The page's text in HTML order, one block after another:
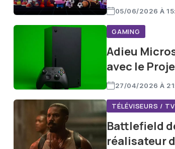
05/06/2026 À
GAMING
Adieu
avec le
27/04/2026 À
TÉLÉVISEURS / TV
Battlefield
réalisateur